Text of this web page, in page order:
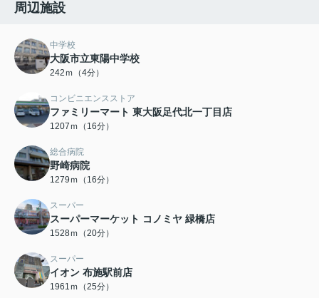
周辺施設
中学校
大阪市立東陽中学校
242ｍ（4分）
コンビニエンスストア
ファミリーマート 東大阪足代北一丁目店
1207ｍ（16分）
総合病院
野崎病院
1279ｍ（16分）
スーパー
スーパーマーケット コノミヤ 緑橋店
1528ｍ（20分）
スーパー
イオン 布施駅前店
1961ｍ（25分）